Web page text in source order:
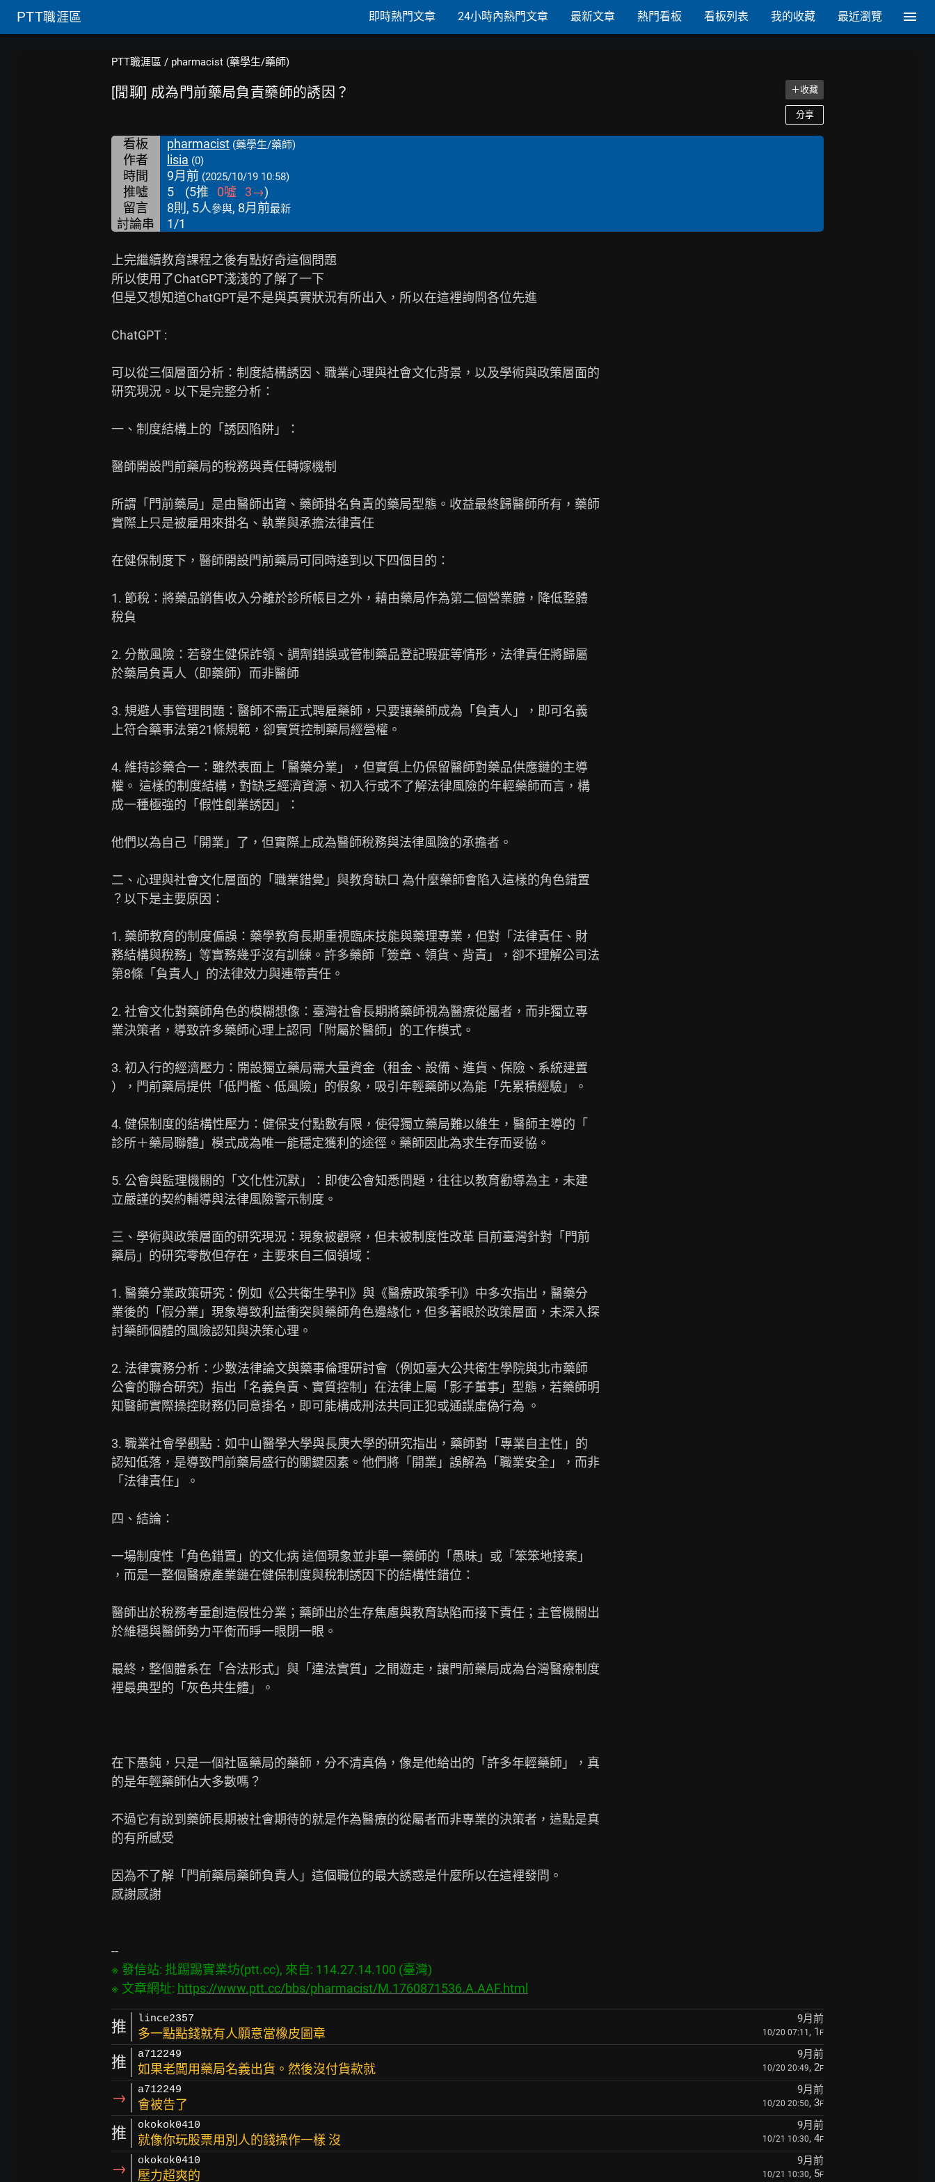
PTT職涯區 即時熱門文章 24小時內熱門文章 最新文章 熱門看板 看板列表 我的收藏 最近瀏覽
PTT職涯區 / pharmacist (藥學生/藥師)
[閒聊] 成為門前藥局負責藥師的誘因？ ＋收藏
分享
看板 pharmacist (藥學生/藥師)
作者 lisia (0)
時間 9月前 (2025/10/19 10:58)
推噓 5 (5推 0噓 3→)
留言
8則, 5人參與, 8月前最新
討論串 1/1
上完繼續教育課程之後有點好奇這個問題
所以使用了ChatGPT淺淺的了解了一下
但是又想知道ChatGPT是不是與真實狀況有所出入，所以在這裡詢問各位先進
ChatGPT :
可以從三個層面分析：制度結構誘因、職業心理與社會文化背景，以及學術與政策層面的
研究現況。以下是完整分析：
一、制度結構上的「誘因陷阱」：
醫師開設門前藥局的稅務與責任轉嫁機制
所謂「門前藥局」是由醫師出資、藥師掛名負責的藥局型態。收益最終歸醫師所有，藥師
實際上只是被雇用來掛名、執業與承擔法律責任
在健保制度下，醫師開設門前藥局可同時達到以下四個目的：
1. 節稅：將藥品銷售收入分離於診所帳目之外，藉由藥局作為第二個營業體，降低整體
稅負
2. 分散風險：若發生健保詐領、調劑錯誤或管制藥品登記瑕疵等情形，法律責任將歸屬
於藥局負責人（即藥師）而非醫師
3. 規避人事管理問題：醫師不需正式聘雇藥師，只要讓藥師成為「負責人」，即可名義
上符合藥事法第21條規範，卻實質控制藥局經營權。
4. 維持診藥合一：雖然表面上「醫藥分業」，但實質上仍保留醫師對藥品供應鏈的主導
權。 這樣的制度結構，對缺乏經濟資源、初入行或不了解法律風險的年輕藥師而言，構
成一種極強的「假性創業誘因」：
他們以為自己「開業」了，但實際上成為醫師稅務與法律風險的承擔者。
二、心理與社會文化層面的「職業錯覺」與教育缺口 為什麼藥師會陷入這樣的角色錯置
？以下是主要原因：
1. 藥師教育的制度偏誤：藥學教育長期重視臨床技能與藥理專業，但對「法律責任、財
務結構與稅務」等實務幾乎沒有訓練。許多藥師「簽章、領貨、背責」，卻不理解公司法
第8條「負責人」的法律效力與連帶責任。
2. 社會文化對藥師角色的模糊想像：臺灣社會長期將藥師視為醫療從屬者，而非獨立專
業決策者，導致許多藥師心理上認同「附屬於醫師」的工作模式。
3. 初入行的經濟壓力：開設獨立藥局需大量資金（租金、設備、進貨、保險、系統建置
），門前藥局提供「低門檻、低風險」的假象，吸引年輕藥師以為能「先累積經驗」。
4. 健保制度的結構性壓力：健保支付點數有限，使得獨立藥局難以維生，醫師主導的「
診所＋藥局聯體」模式成為唯一能穩定獲利的途徑。藥師因此為求生存而妥協。
5. 公會與監理機關的「文化性沉默」：即使公會知悉問題，往往以教育勸導為主，未建
立嚴謹的契約輔導與法律風險警示制度。
三、學術與政策層面的研究現況：現象被觀察，但未被制度性改革 目前臺灣針對「門前
藥局」的研究零散但存在，主要來自三個領域：
1. 醫藥分業政策研究：例如《公共衛生學刊》與《醫療政策季刊》中多次指出，醫藥分
業後的「假分業」現象導致利益衝突與藥師角色邊緣化，但多著眼於政策層面，未深入探
討藥師個體的風險認知與決策心理。
2. 法律實務分析：少數法律論文與藥事倫理研討會（例如臺大公共衛生學院與北市藥師
公會的聯合研究）指出「名義負責、實質控制」在法律上屬「影子董事」型態，若藥師明
知醫師實際操控財務仍同意掛名，即可能構成刑法共同正犯或通謀虛偽行為 。
3. 職業社會學觀點：如中山醫學大學與長庚大學的研究指出，藥師對「專業自主性」的
認知低落，是導致門前藥局盛行的關鍵因素。他們將「開業」誤解為「職業安全」，而非
「法律責任」。
四、結論：
一場制度性「角色錯置」的文化病 這個現象並非單一藥師的「愚昧」或「笨笨地接案」
，而是一整個醫療產業鏈在健保制度與稅制誘因下的結構性錯位：
醫師出於稅務考量創造假性分業；藥師出於生存焦慮與教育缺陷而接下責任；主管機關出
於維穩與醫師勢力平衡而睜一眼閉一眼。
最終，整個體系在「合法形式」與「違法實質」之間遊走，讓門前藥局成為台灣醫療制度
裡最典型的「灰色共生體」。
在下愚鈍，只是一個社區藥局的藥師，分不清真偽，像是他給出的「許多年輕藥師」，真
的是年輕藥師佔大多數嗎？
不過它有說到藥師長期被社會期待的就是作為醫療的從屬者而非專業的決策者，這點是真
的有所感受
因為不了解「門前藥局藥師負責人」這個職位的最大誘惑是什麼所以在這裡發問。
感謝感謝
※ 發信站: 批踢踢實業坊(ptt.cc), 來自: 114.27.14.100 (臺灣)
※ 文章網址: https://www.ptt.cc/bbs/pharmacist/M.1760871536.A.AAF.html
推 lince2357 9月前
多一點點錢就有人願意當橡皮圖章 10/20 07:11 , 1 F
推 a712249 9月前
如果老闆用藥局名義出貨。然後沒付貨款就 10/20 20:49, 2F
→ a712249 9月前
會被告了 10/20 20:50, 3F
推 okokok0410 9月前
就像你玩股票用別人的錢操作一樣 沒 10/21 10:30, 4F
→ okokok0410 9月前
壓力超爽的 10/21 10:30, 5F